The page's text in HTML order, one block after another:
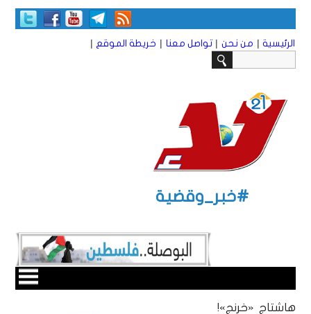
الرئيسية | من نحن | تواصل معنا | خريطة الموقع |
#خبر_وقضية
هاشتاج «خرنج»!